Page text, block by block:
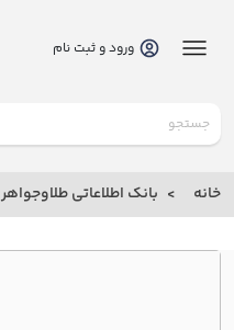
بانک
بانک
اطلاعاتی
ورود و ثبت نام
خانه بانک اطلاعاتی طلاوجواهر